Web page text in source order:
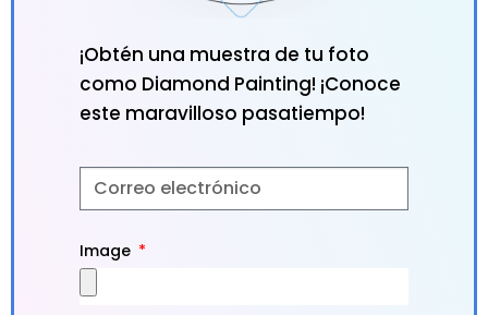
¡Obtén una muestra de tu foto
como Diamond Painting! ¡Conoce
este maravilloso pasatiempo!
Image